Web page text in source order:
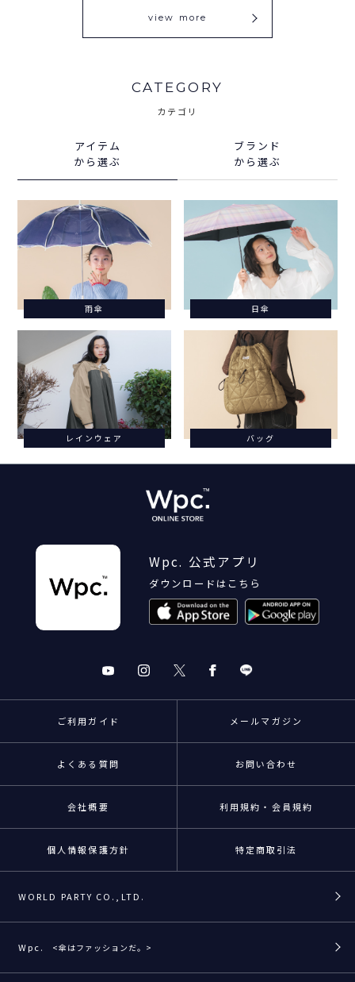
view more
CATEGORY
カテゴリ
アイテム
から選ぶ
ブランド
から選ぶ
雨傘 日傘
レインウェア バッグ
Wpc. 公式アプリ
ダウンロードはこちら
ご利用ガイド メールマガジン
よくある質問 お問い合わせ
会社概要 利用規約・会員規約
個人情報保護方針 特定商取引法
WORLD PARTY CO.,LTD.
Wpc. <傘はファッションだ。>